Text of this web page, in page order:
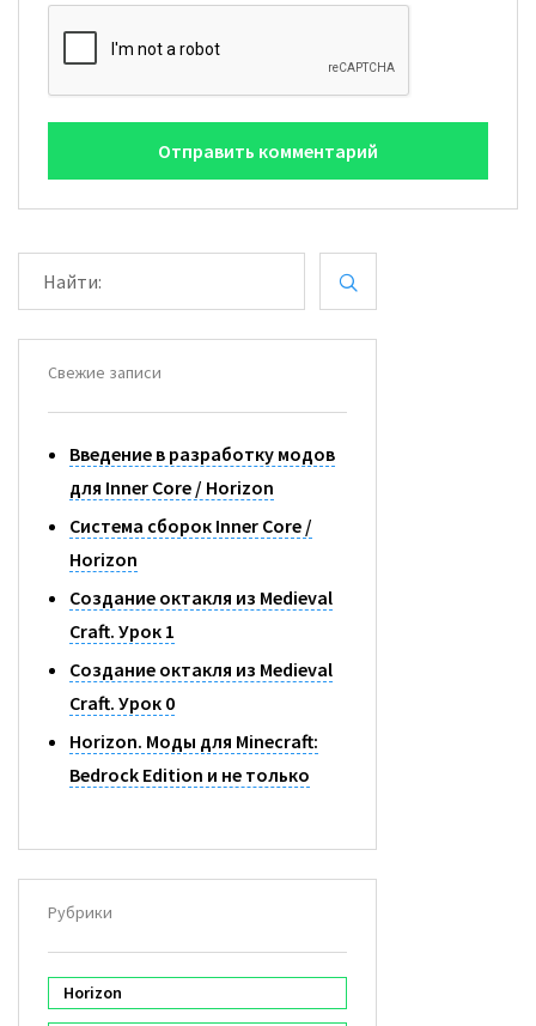
Й
Т
Свежие записи
Введение в разработку модов
для Inner Core / Horizon
Система сборок Inner Core /
Horizon
Создание октакля из Medieval
Craft. Урок 1
Создание октакля из Medieval
Craft. Урок 0
Horizon. Моды для Minecraft:
Bedrock Edition и не только
Рубрики
Horizon